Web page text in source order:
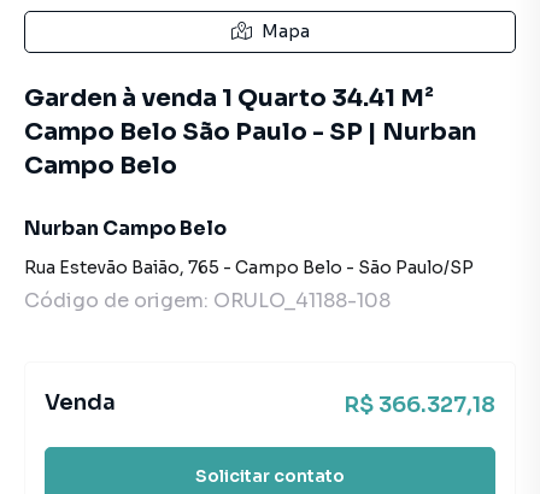
Mapa
Garden à venda 1 Quarto 34.41 M²
Campo Belo São Paulo - SP | Nurban
Campo Belo
Nurban Campo Belo
Rua Estevão Baião, 765 - Campo Belo - São Paulo/SP
Código de origem: ORULO_41188-108
Venda R$ 366.327,18
Solicitar contato